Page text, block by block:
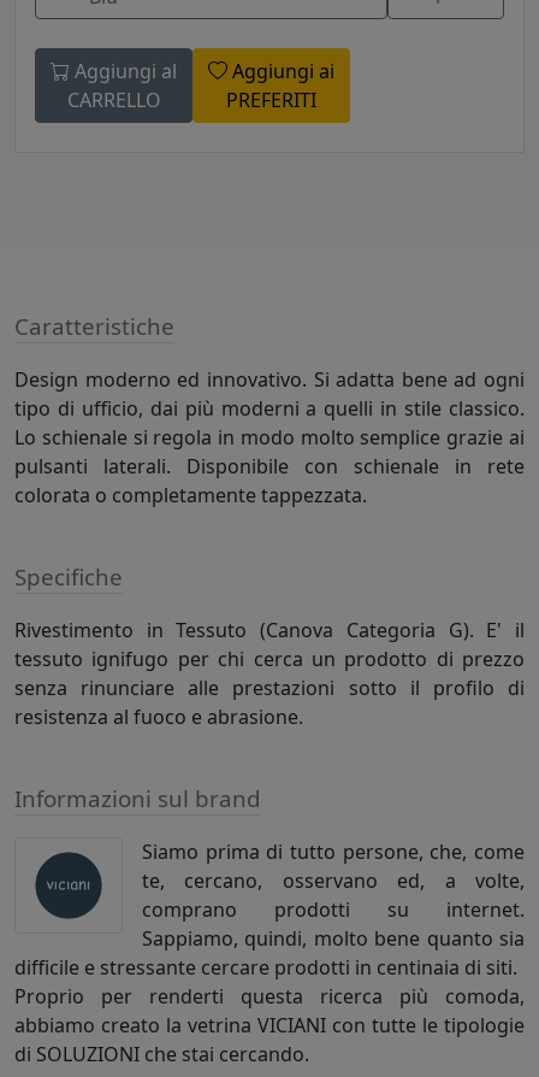
Aggiungi al
CARRELLO
Aggiungi ai
PREFERITI
Caratteristiche
Design moderno ed innovativo. Si adatta bene ad ogni
tipo di ufficio, dai più moderni a quelli in stile classico.
Lo schienale si regola in modo molto semplice grazie ai
pulsanti laterali. Disponibile con schienale in rete
colorata o completamente tappezzata.
Specifiche
Rivestimento in Tessuto (Canova Categoria G). E' il
tessuto ignifugo per chi cerca un prodotto di prezzo
senza rinunciare alle prestazioni sotto il profilo di
resistenza al fuoco e abrasione.
Informazioni sul brand
Siamo prima di tutto persone, che, come
te, cercano, osservano ed, a volte,
comprano prodotti su internet.
Sappiamo, quindi, molto bene quanto sia
difficile e stressante cercare prodotti in centinaia di siti.
Proprio per renderti questa ricerca più comoda,
abbiamo creato la vetrina VICIANI con tutte le tipologie
di SOLUZIONI che stai cercando.